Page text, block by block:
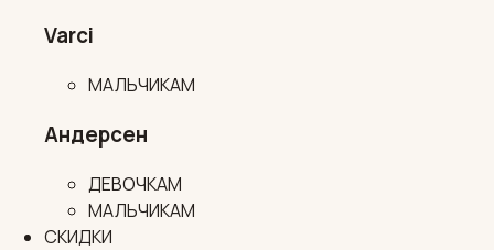
Varci
МАЛЬЧИКАМ
Андерсен
ДЕВОЧКАМ
МАЛЬЧИКАМ
СКИДКИ